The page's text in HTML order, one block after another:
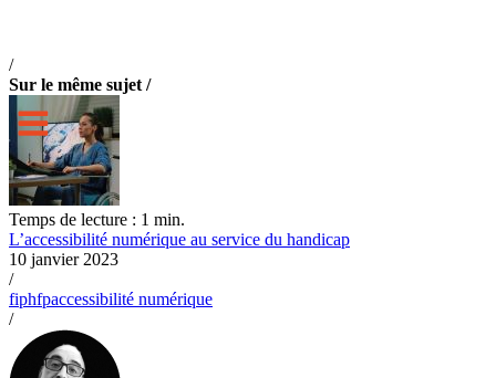
/
Sur le même sujet /
Temps de lecture : 1 min.
L’accessibilité numérique au service du handicap
10 janvier 2023
/
fiphfpaccessibilité numérique
/